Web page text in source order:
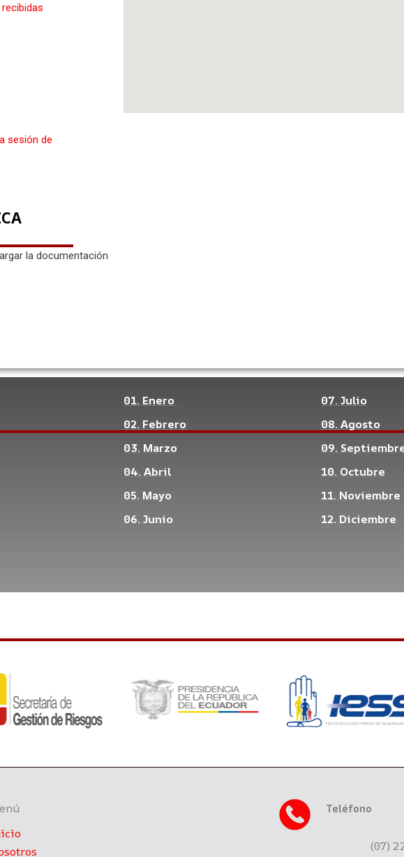
sesión de
la documentación
01. Enero
02. Febrero
03. Marzo
04. Abril
05. Mayo
06. Junio
07. Julio
08. Agosto
09.
10. Octubre
11. Noviembre
12. Diciembre
Teléfono
(07)